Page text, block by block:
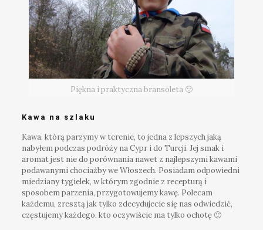
Piękna i praktyczna bransoleta 🙂
Kawa na szlaku
Kawa, którą parzymy w terenie, to jedna z lepszych jaką
nabyłem podczas podróży na Cypr i do Turcji. Jej smak i
aromat jest nie do porównania nawet z najlepszymi kawami
podawanymi chociażby we Włoszech. Posiadam odpowiedni
miedziany tygielek, w którym zgodnie z recepturą i
sposobem parzenia, przygotowujemy kawę. Polecam
każdemu, zresztą jak tylko zdecydujecie się nas odwiedzić,
częstujemy każdego, kto oczywiście ma tylko ochotę 🙂